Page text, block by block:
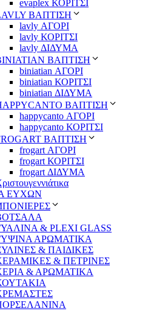
evaplex ΚΟΡΙΤΣΙ
ΒΑΠΤΙΣΗ
lavly ΑΓΟΡΙ
lavly ΚΟΡΙΤΣΙ
lavly ΔΙΔΥΜΑ
ΒΑΠΤΙΣΗ
biniatian ΑΓΟΡΙ
biniatian ΚΟΡΙΤΣΙ
biniatian ΔΙΔΥΜΑ
ΒΑΠΤΙΣΗ
happycanto ΑΓΟΡΙ
happycanto ΚΟΡΙΤΣΙ
ΒΑΠΤΙΣΗ
frogart ΑΓΟΡΙ
frogart ΚΟΡΙΤΣΙ
frogart ΔΙΔΥΜΑ
ΕΥΧΩΝ
& PLEXI GLASS
ΑΡΩΜΑΤΙΚΑ
& ΠΑΙΔΙΚΕΣ
& ΠΕΤΡΙΝΕΣ
& ΑΡΩΜΑΤΙΚΑ